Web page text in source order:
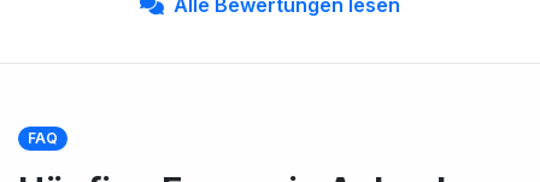
Alle Bewertungen lesen
FAQ